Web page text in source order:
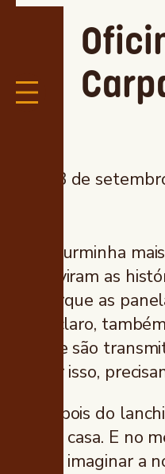
23 de
A turminha
ouviram as
porque as
E, claro,
que são
por isso,
Depois do
pra casa. E no
pra imaginar a